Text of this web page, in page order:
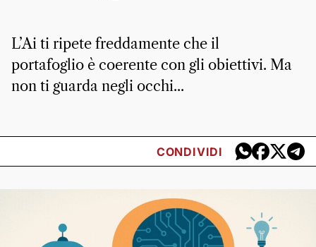
L’Ai ti ripete freddamente che il
portafoglio è coerente con gli obiettivi. Ma
non ti guarda negli occhi...
CONDIVIDI